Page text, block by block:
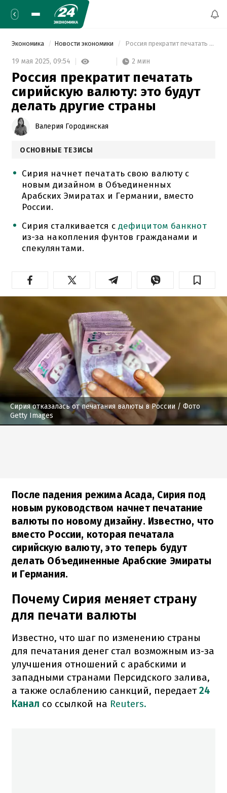
Экономика Новости экономики Россия прекратит печатать сирийскую валюту: это будут делать другие страны
19 мая 2025, 09:54 2 мин
Россия прекратит печатать
сирийскую валюту: это будут
делать другие страны
Валерия Городинская
ОСНОВНЫЕ ТЕЗИСЫ
Сирия начнет печатать свою валюту с
новым дизайном в Объединенных
Арабских Эмиратах и Германии, вместо
России.
Сирия сталкивается с дефицитом банкнот
из-за накопления фунтов гражданами и
спекулянтами.
Сирия отказалась от печатания валюты в России / Фото
Getty Images
После падения режима Асада, Сирия под
новым руководством начнет печатание
валюты по новому дизайну. Известно, что
вместо России, которая печатала
сирийскую валюту, это теперь будут
делать Объединенные Арабские Эмираты
и Германия.
Почему Сирия меняет страну
для печати валюты
Известно, что шаг по изменению страны
для печатания денег стал возможным из-за
улучшения отношений с арабскими и
западными странами Персидского залива,
а также ослаблению санкций, передает24
Канал со ссылкой на Reuters.